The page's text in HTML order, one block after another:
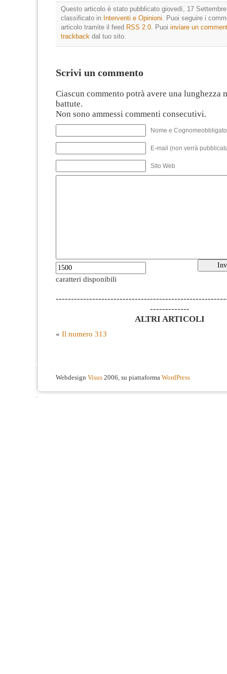
Questo articolo è stato pubblicato giovedì, 17
classificato in Interventi e Opinioni . Puoi seguire i
articolo tramite il feed RSS 2.0 . Puoi inviare un
trackback dal tuo sito.
Scrivi un commento
Ciascun commento potrà avere una lunghezza
battute.
Non sono ammessi commenti consecutivi.
Nome e
E-mail (non verrà
Sito Web
caratteri disponibili
-------------
ALTRI ARTICOLI
« Il numero 313
Webdesign Visus 2006, su piattaforma WordPress